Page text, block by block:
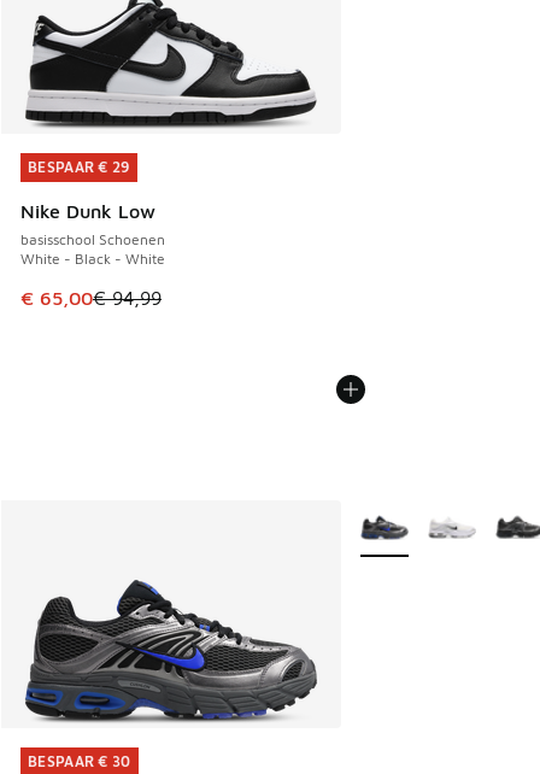
BESPAAR € 29
Nike Dunk Low
basisschool Schoenen
White - Black - White
Dit artikel is in de uitverkoop. Dit artikel is in de
€ 65,00€ 94,99
BESPAAR € 29
BESPAAR € 30
BESPAAR € 30
Meer kleuren